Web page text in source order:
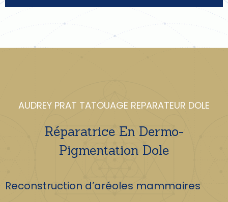
AUDREY PRAT TATOUAGE REPARATEUR DOLE
Réparatrice En Dermo-
Pigmentation Dole
Reconstruction d’aréoles mammaires